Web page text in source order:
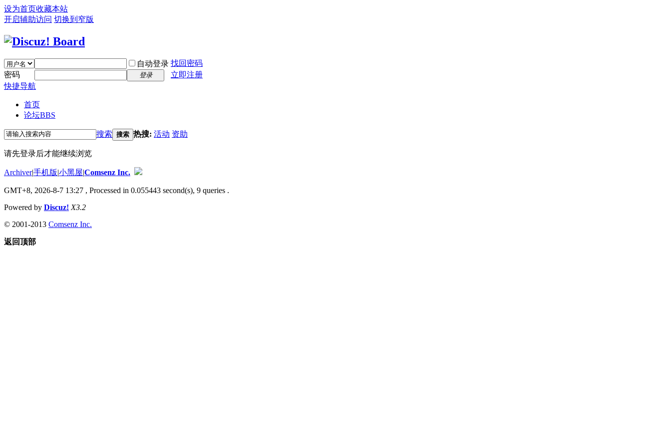
设为首页收藏本站
开启辅助访问 切换到窄版
自动登录 找回密码
密码
登录
立即注册
快捷导航
首页
论坛BBS
搜索 搜索 热搜: 活动 资助
请先登录后才能继续浏览
Archiver|手机版|小黑屋|Comsenz Inc.
GMT+8, 2026-8-7 13:27 , Processed in 0.055443 second(s), 9 queries .
Powered by Discuz! X3.2
© 2001-2013 Comsenz Inc.
返回顶部